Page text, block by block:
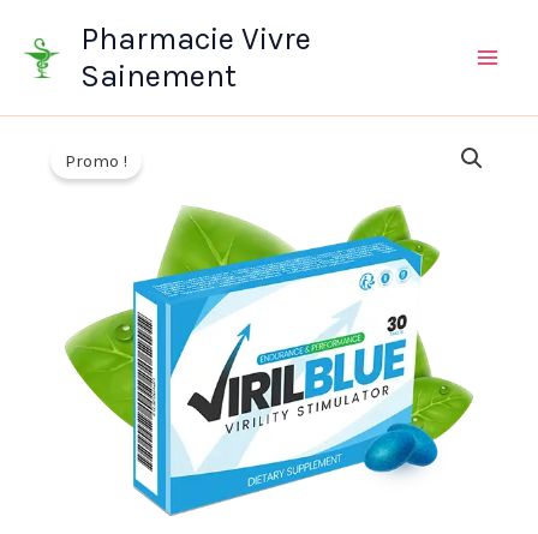
contenu
Pharmacie Vivre
Sainement
Promo !